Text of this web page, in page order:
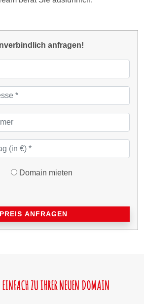
anfragen!
Domain mieten
PREIS ANFRAGEN
ZU IHRER NEUEN DOMAIN